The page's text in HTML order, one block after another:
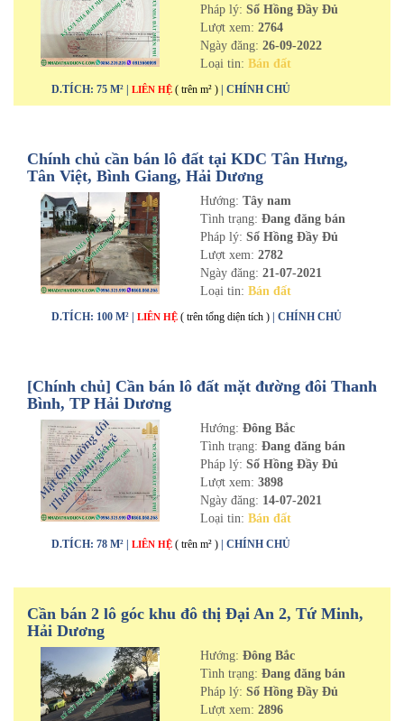
Pháp lý: Sổ Hồng Đầy Đủ
Lượt xem: 2764
Ngày đăng: 26-09-2022
Loại tin: Bán đất
D.TÍCH: 75 M² | LIÊN HỆ ( trên m² ) | CHÍNH CHỦ
Chính chủ cần bán lô đất tại KDC Tân Hưng,
Tân Việt, Bình Giang, Hải Dương
Hướng: Tây nam
Tình trạng: Đang đăng bán
Pháp lý: Sổ Hồng Đầy Đủ
Lượt xem: 2782
Ngày đăng: 21-07-2021
Loại tin: Bán đất
D.TÍCH: 100 M² | LIÊN HỆ ( trên tổng diện tích ) | CHÍNH CHỦ
[Chính chủ] Cần bán lô đất mặt đường đôi Thanh
Bình, TP Hải Dương
Hướng: Đông Bắc
Tình trạng: Đang đăng bán
Pháp lý: Sổ Hồng Đầy Đủ
Lượt xem: 3898
Ngày đăng: 14-07-2021
Loại tin: Bán đất
D.TÍCH: 78 M² | LIÊN HỆ ( trên m² ) | CHÍNH CHỦ
Cần bán 2 lô góc khu đô thị Đại An 2, Tứ Minh,
Hải Dương
Hướng: Đông Bắc
Tình trạng: Đang đăng bán
Pháp lý: Sổ Hồng Đầy Đủ
Lượt xem: 2896